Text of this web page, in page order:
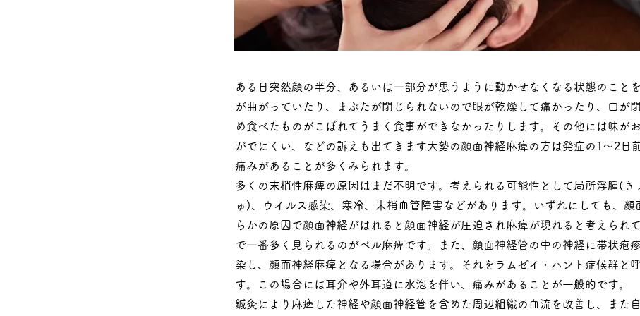
ある日突然顔の半分、あるいは一部分が思うように動かせなくなる状態のこと
が曲がっていたり、まぶたが閉じられないので眼が乾燥して痛かったり、口が
め食べたものがこぼれてうまく食事ができなかったりします。その他には味が
がでにくい、などの訴えも出てきます大勢の顔面神経麻痺の方は発症の1～2日
痛みがあることが多くみられます。
多くの末梢性麻痺の原因はまだ不明です。考えられる可能性として局所浮腫(き
ゅ)、ウイルス感染、寒冷、末梢血管障害などがあります。いずれにしても、顔
らかの原因で顔面神経がはれると顔面神経が圧迫され麻痺が現れると考えられ
で一番多く見られるのがベル麻痺です。また、顔面神経管の中の神経に帯状疱
染し、顔面神経麻痺となる場合があります。それをラムゼイ・ハント症候群と
す。この場合には耳介や外耳道に水泡を伴い、痛みがあることが一般的です。
鍼灸により麻痺した神経や顔面神経管を含めた周辺組織の血流を改善し、また